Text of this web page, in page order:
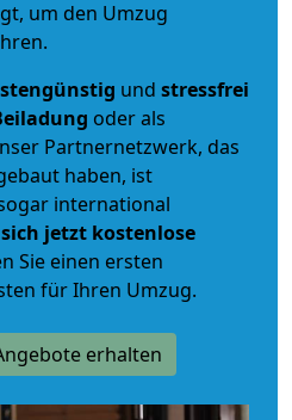
um den Umzug
und stressfrei
oder als
Partnernetzwerk, das
haben, ist
international
sich jetzt kostenlose
Sie einen ersten
für Ihren Umzug.
erhalten